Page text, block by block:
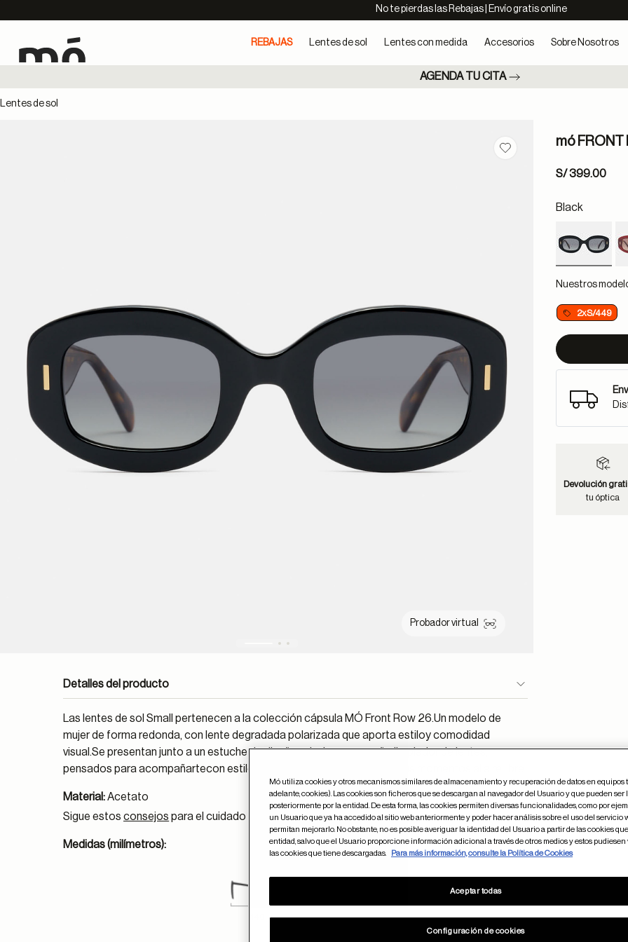
No te pierdas las Rebajas | Envío gratis online
REBAJAS Lentes de sol Lentes con medida Accesorios Sobre Nosotros
AGENDA TU CITA
Lentes de sol
Probador virtual
Guardar en favoritos
Detalles del producto
Las lentes de sol Small pertenecen a la colección cápsula MÓ Front Row 26.Un modelo de
mujer de forma redonda, con lente degradada polarizada que aporta estiloy comodidad
visual.Se presentan junto a un estuche de diseñ exclusivo y una paño limpiador de lentes,
pensados para acompañartecon estilo tanto en tu día a día como en tus momentos al aire libre.
Material:Acetato
Sigue estosconsejos para el cuidado de las gafas
Medidas (milímetros):
mó FRONT
S/ 399.00
Black
Nuestros
2xS/449
Devolución
tu óptica
Mó utiliza cookies y otros mecanismos similares de almacenamiento y recuperación de datos en equipos
adelante, cookies). Las cookies son ficheros que se descargan al navegador del Usuario y que pueden ser
posteriormente por la entidad. De esta forma, las cookies permiten diversas funcionalidades, como por
un Usuario que ya ha accedido al sitio web anteriormente y poder hacer análisis sobre el uso del servicio
permitan mejorarlo. No obstante, no es posible averiguar la identidad del Usuario a partir de las cookies
entidad, salvo que el Usuario proporcione información adicional a través de otros medios y estos
las cookies que tiene descargadas.
Para más información, consulte la Política de Cookies
Configuración de cookies
Aceptar todas